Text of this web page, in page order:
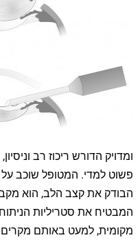
ומדויק הדורש ריכוז רב
פשוט למדי. המטופל שוכב
הבודק את קצב הלב, הוא
המבטיח את סטריליות
מקומית, למעט באותם